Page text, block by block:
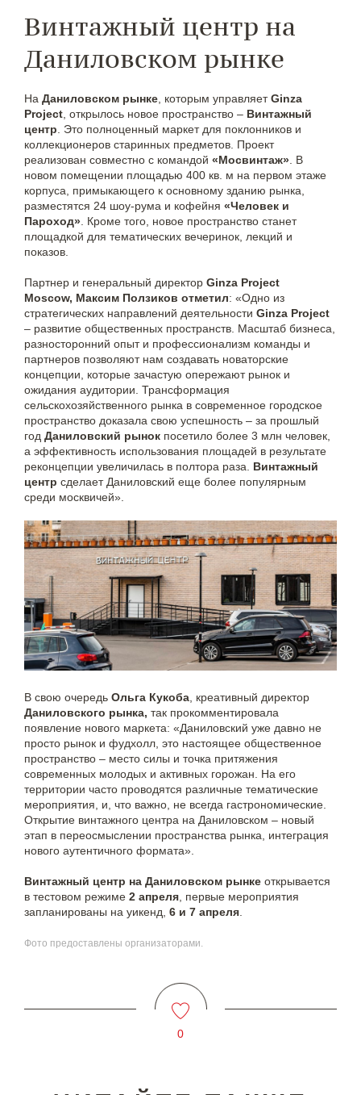
Винтажный центр на
Даниловском рынке
На Даниловском рынке , которым управляетGinza
Project , открылось новое пространство – Винтажный
центр . Это полноценный маркет для поклонников и
коллекционеров старинных предметов. Проект
реализован совместно с командой «Мосвинтаж» . В
новом помещении площадью 400 кв. м на первом этаже
корпуса, примыкающего к основному зданию рынка,
разместятся 24 шоу-рума и кофейня «Человек и
Пароход» . Кроме того, новое пространство станет
площадкой для тематических вечеринок, лекций и
показов.
Партнер и генеральный директор Ginza Project
Moscow, Максим Ползиков отметил: «Одно из
стратегических направлений деятельности Ginza Project
– развитие общественных пространств. Масштаб бизнеса,
разносторонний опыт и профессионализм команды и
партнеров позволяют нам создавать новаторские
концепции, которые зачастую опережают рынок и
ожидания аудитории. Трансформация
сельскохозяйственного рынка в современное городское
пространство доказала свою успешность – за прошлый
год Даниловский рынок посетило более 3 млн человек,
а эффективность использования площадей в результате
реконцепции увеличилась в полтора раза. Винтажный
центр сделает Даниловский еще более популярным
среди москвичей».
В свою очередь Ольга Кукоба , креативный директор
Даниловского рынка, так прокомментировала
появление нового маркета: «Даниловский уже давно не
просто рынок и фудхолл, это настоящее общественное
пространство – место силы и точка притяжения
современных молодых и активных горожан. На его
территории часто проводятся различные тематические
мероприятия, и, что важно, не всегда гастрономические.
Открытие винтажного центра на Даниловском – новый
этап в переосмыслении пространства рынка, интеграция
нового аутентичного формата».
Винтажный центр на Даниловском рынке открывается
в тестовом режиме 2 апреля , первые мероприятия
запланированы на уикенд, 6 и 7 апреля
Фото предоставлены организаторами.
0